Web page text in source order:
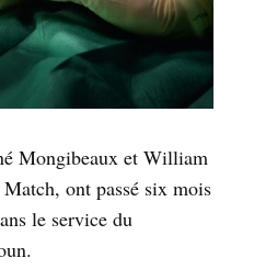
Mongibeaux et William
ont passé six mois
le service du